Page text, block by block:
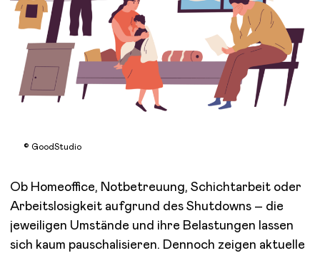
© GoodStudio
Ob Homeoffice, Notbetreuung, Schichtarbeit oder
Arbeitslosigkeit aufgrund des Shutdowns – die
jeweiligen Umstände und ihre Belastungen lassen
sich kaum pauschalisieren. Dennoch zeigen aktuelle